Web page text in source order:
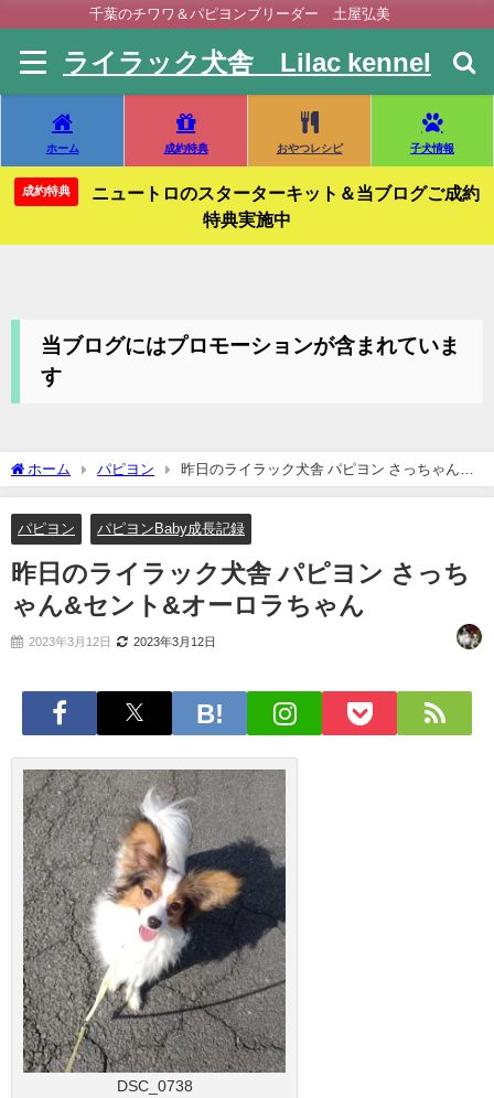
千葉のチワワ＆パピヨンブリーダー 土屋弘美
ライラック犬舎 Lilac kennel
ホーム 成約特典 おやつレシピ 子犬情報
成約特典
ニュートロのスターターキット＆当ブログご成約
特典実施中
当ブログにはプロモーションが含まれていま
す
ホーム パピヨン
昨日のライラック犬舎 パピヨン さっちゃん&
セント&オーロラちゃん
パピヨン パピヨンBaby成長記録
昨日のライラック犬舎 パピヨン さっち
ゃん&セント&オーロラちゃん
2023年3月12日 2023年3月12日
DSC_0738